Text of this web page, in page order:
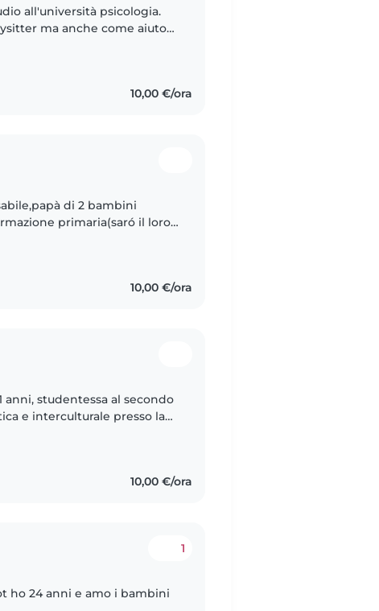
all'università psicologia.
ma anche come aiuto
10,00 €/ora
di 2 bambini
primaria(saró il loro
10,00 €/ora
anni, studentessa al secondo
e interculturale presso la
10,00 €/ora
1
ho 24 anni e amo i bambini